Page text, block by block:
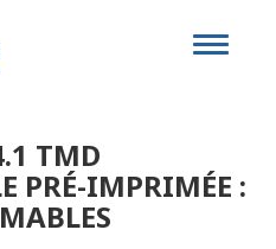
Toggle
TMD
PRÉ-IMPRIMÉE :